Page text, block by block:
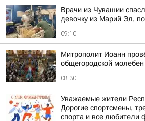
Врачи из Чувашии
девочку из Марий Эл,
09:10
Митрополит Иоанн
общегородской молебен
08:30
Уважаемые жители
Дорогие спортсмены,
спорта и все любители